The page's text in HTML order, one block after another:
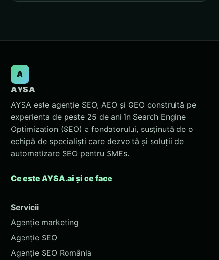
A
AYSA
AYSA este agenție SEO, AEO și GEO construită pe
experiența de peste 25 de ani în Search Engine
Optimization (SEO) a fondatorului, susținută de o
echipă de specialiști care dezvoltă și soluții de
automatizare SEO pentru SMEs.
Ce este AYSA.ai și ce face
Servicii
Agenție marketing
Agenție SEO
Agenție SEO România